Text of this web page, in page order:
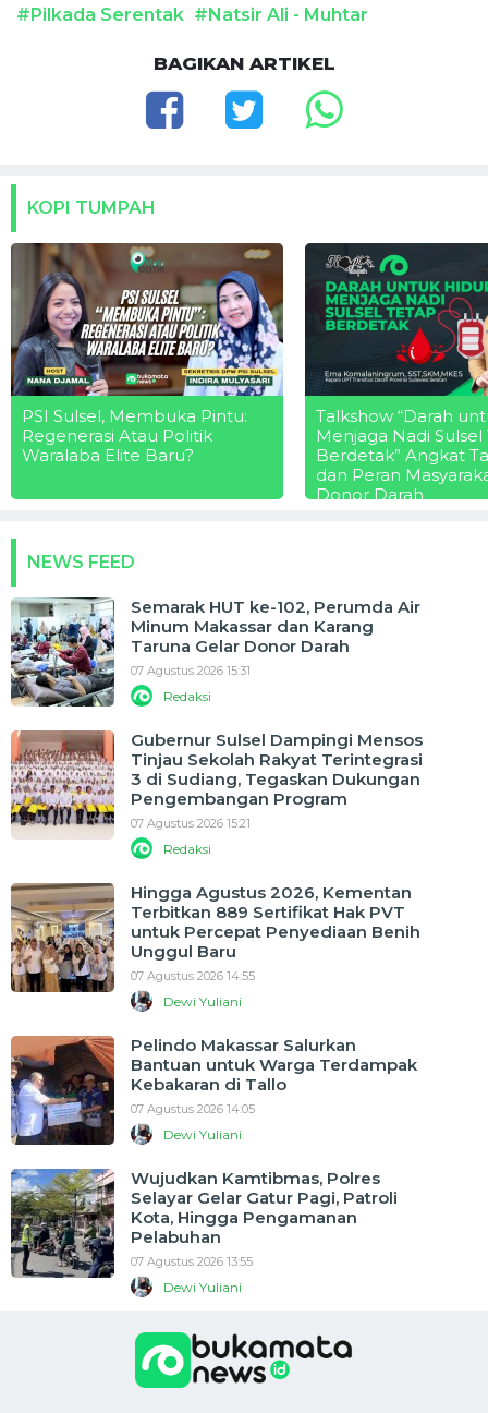
#Pilkada Serentak #Natsir Ali - Muhtar
BAGIKAN ARTIKEL
KOPI TUMPAH
PSI Sulsel, Membuka Pintu:
Regenerasi Atau Politik
Waralaba Elite Baru?
Talkshow “Darah
Menjaga Nadi Sulsel
Berdetak” Angkat
dan Peran
Donor Darah
NEWS FEED
Semarak HUT ke-102, Perumda Air
Minum Makassar dan Karang
Taruna Gelar Donor Darah
07 Agustus 2026 15:31
Redaksi
Gubernur Sulsel Dampingi Mensos
Tinjau Sekolah Rakyat Terintegrasi
3 di Sudiang, Tegaskan Dukungan
Pengembangan Program
07 Agustus 2026 15:21
Redaksi
Hingga Agustus 2026, Kementan
Terbitkan 889 Sertifikat Hak PVT
untuk Percepat Penyediaan Benih
Unggul Baru
07 Agustus 2026 14:55
Dewi Yuliani
Pelindo Makassar Salurkan
Bantuan untuk Warga Terdampak
Kebakaran di Tallo
07 Agustus 2026 14:05
Dewi Yuliani
Wujudkan Kamtibmas, Polres
Selayar Gelar Gatur Pagi, Patroli
Kota, Hingga Pengamanan
Pelabuhan
07 Agustus 2026 13:55
Dewi Yuliani